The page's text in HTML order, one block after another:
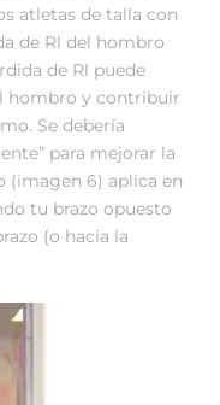
atletas de talla con
de Rl del hombro
de Rl puede
hombro y contribuir
Se debería
para mejorar la
(imagen 6) aplica en
tu brazo opuesto
(o hacia la